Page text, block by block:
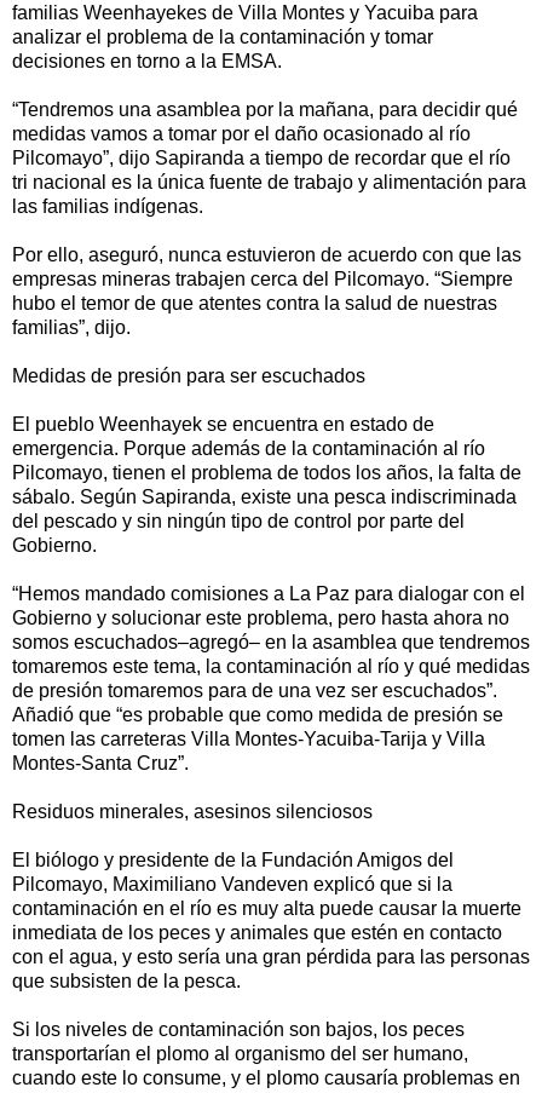
familias Weenhayekes de Villa Montes y Yacuiba para
analizar el problema de la contaminación y tomar
decisiones en torno a la EMSA.
“Tendremos una asamblea por la mañana, para decidir qué
medidas vamos a tomar por el daño ocasionado al río
Pilcomayo”, dijo Sapiranda a tiempo de recordar que el río
tri nacional es la única fuente de trabajo y alimentación para
las familias indígenas.
Por ello, aseguró, nunca estuvieron de acuerdo con que las
empresas mineras trabajen cerca del Pilcomayo. “Siempre
hubo el temor de que atentes contra la salud de nuestras
familias”, dijo.
Medidas de presión para ser escuchados
El pueblo Weenhayek se encuentra en estado de
emergencia. Porque además de la contaminación al río
Pilcomayo, tienen el problema de todos los años, la falta de
sábalo. Según Sapiranda, existe una pesca indiscriminada
del pescado y sin ningún tipo de control por parte del
Gobierno.
“Hemos mandado comisiones a La Paz para dialogar con el
Gobierno y solucionar este problema, pero hasta ahora no
somos escuchados–agregó– en la asamblea que tendremos
tomaremos este tema, la contaminación al río y qué medidas
de presión tomaremos para de una vez ser escuchados”.
Añadió que “es probable que como medida de presión se
tomen las carreteras Villa Montes-Yacuiba-Tarija y Villa
Montes-Santa Cruz”.
Residuos minerales, asesinos silenciosos
El biólogo y presidente de la Fundación Amigos del
Pilcomayo, Maximiliano Vandeven explicó que si la
contaminación en el río es muy alta puede causar la muerte
inmediata de los peces y animales que estén en contacto
con el agua, y esto sería una gran pérdida para las personas
que subsisten de la pesca.
Si los niveles de contaminación son bajos, los peces
transportarían el plomo al organismo del ser humano,
cuando este lo consume, y el plomo causaría problemas en